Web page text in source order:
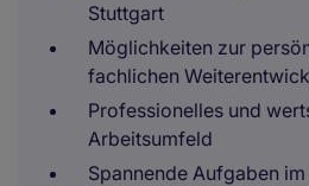
Stuttgart
Möglichkeiten zur
fachlichen
Professionelles und
Arbeitsumfeld
Spannende Aufgaben